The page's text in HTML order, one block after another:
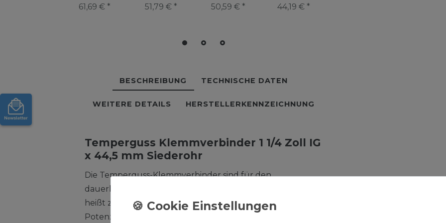
61,69 € * 51,79 € * 50,59 € *
Stahlrohr
44,19 € *
BESCHREIBUNG TECHNISCHE DATEN
WEITERE DETAILS HERSTELLERKENNZEICHNUNG
Temperguss Klemmverbinder 1 1/4 Zoll IG
x 44,5 mm Siederohr
Die Temperguss-Klemmverbinder sind für den
dauerhaften Einsatz geeignet und sind kraftschlüssig, das
heißt zug- und schubfest. Sie eignen sich auch als
Potenzialausgleich und sie sparen Zeit bei der Montage, da